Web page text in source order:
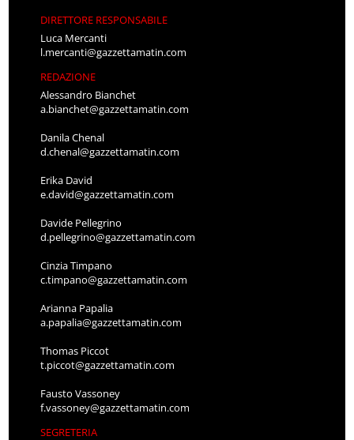
DIRETTORE RESPONSABILE
Luca Mercanti
l.mercanti@gazzettamatin.com
REDAZIONE
Alessandro Bianchet
a.bianchet@gazzettamatin.com
Danila Chenal
d.chenal@gazzettamatin.com
Erika David
e.david@gazzettamatin.com
Davide Pellegrino
d.pellegrino@gazzettamatin.com
Cinzia Timpano
c.timpano@gazzettamatin.com
Arianna Papalia
a.papalia@gazzettamatin.com
Thomas Piccot
t.piccot@gazzettamatin.com
Fausto Vassoney
f.vassoney@gazzettamatin.com
SEGRETERIA